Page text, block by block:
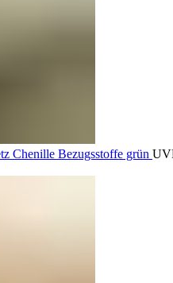
Chenille Bezugsstoffe grün